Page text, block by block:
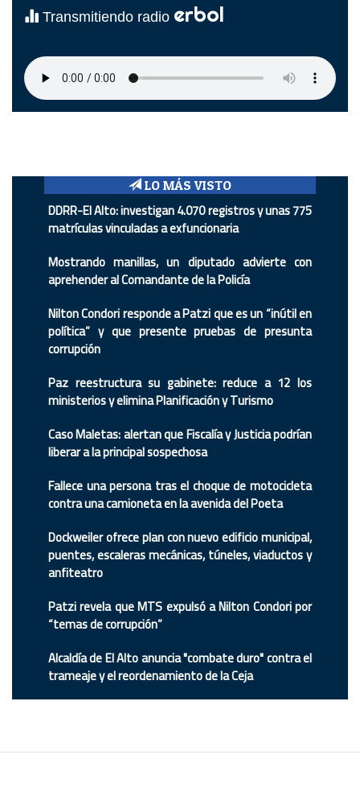
Transmitiendo radio erbol
LO MÁS VISTO
DDRR-El Alto: investigan 4.070 registros y unas 775
matrículas vinculadas a exfuncionaria
Mostrando manillas, un diputado advierte con
aprehender al Comandante de la Policía
Nilton Condori responde a Patzi que es un “inútil en
política” y que presente pruebas de presunta
corrupción
Paz reestructura su gabinete: reduce a 12 los
ministerios y elimina Planificación y Turismo
Caso Maletas: alertan que Fiscalía y Justicia podrían
liberar a la principal sospechosa
Fallece una persona tras el choque de motocicleta
contra una camioneta en la avenida del Poeta
Dockweiler ofrece plan con nuevo edificio municipal,
puentes, escaleras mecánicas, túneles, viaductos y
anfiteatro
Patzi revela que MTS expulsó a Nilton Condori por
“temas de corrupción”
Alcaldía de El Alto anuncia "combate duro" contra el
trameaje y el reordenamiento de la Ceja